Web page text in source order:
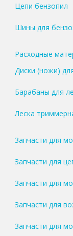
Цепи бензопил
Шины для
Расходные
Диски (ножи)
Барабаны для
Леска
Запчасти для
Запчасти для
Запчасти для
Запчасти для
Запчасти для